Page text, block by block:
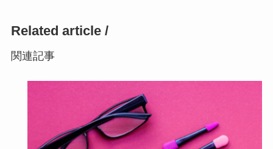
Related article /
関連記事